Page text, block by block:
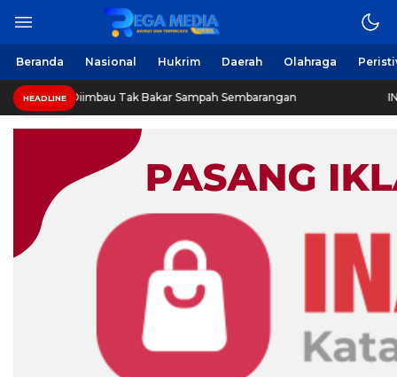
Beranda Nasional Hukrim Daerah Olahraga
HEADLINE
Tak Bakar Sampah Sembarangan